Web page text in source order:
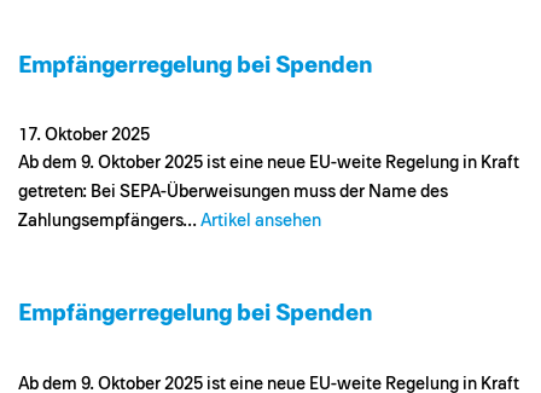
Empfängerregelung bei Spenden
17. Oktober 2025
Ab dem 9. Oktober 2025 ist eine neue EU-weite Regelung in Kraft
getreten: Bei SEPA-Überweisungen muss der Name des
Zahlungsempfängers... Artikel ansehen
Empfängerregelung bei Spenden
Ab dem 9. Oktober 2025 ist eine neue EU-weite Regelung in Kraft